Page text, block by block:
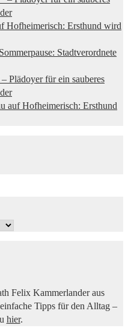
Hofheimerisch: Ersthund wird
Stadtverordnete
Plädoyer für ein sauberes
auf Hofheimerisch: Ersthund
Felix Kammerlander aus
Tipps für den Alltag –
hier.